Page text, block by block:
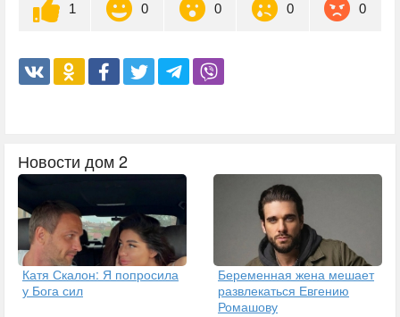
1 0 0 0 0
Новости дом 2
Катя Скалон: Я попросила
у Бога сил
Беременная жена мешает
развлекаться Евгению
Ромашову